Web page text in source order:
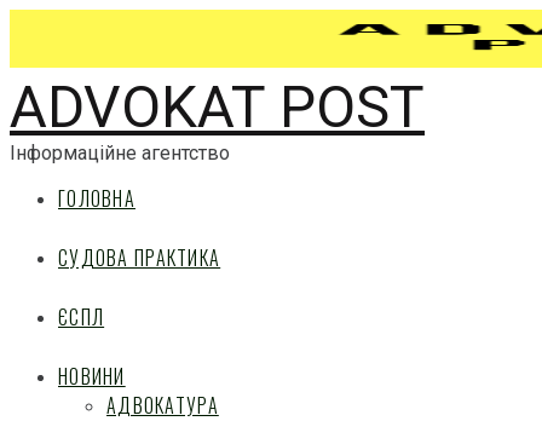
ADVOKAT POST
Інформаційне агентство
ГОЛОВНА
СУДОВА ПРАКТИКА
ЄСПЛ
НОВИНИ
АДВОКАТУРА